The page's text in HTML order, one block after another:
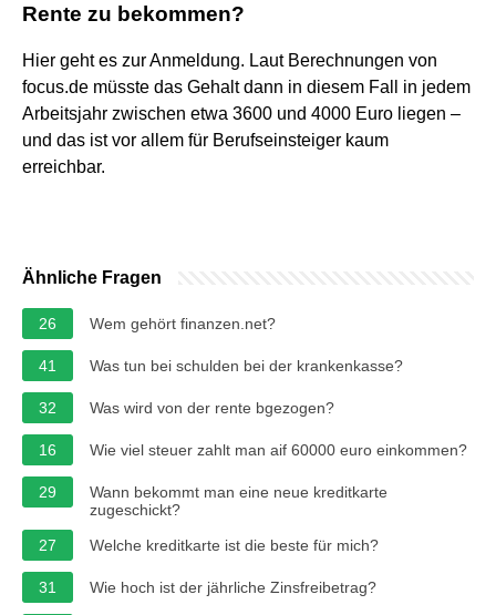
Rente zu bekommen?
Hier geht es zur Anmeldung. Laut Berechnungen von
focus.de müsste das Gehalt dann in diesem Fall in jedem
Arbeitsjahr zwischen etwa 3600 und 4000 Euro liegen –
und das ist vor allem für Berufseinsteiger kaum
erreichbar.
Ähnliche Fragen
26 Wem gehört finanzen.net?
41 Was tun bei schulden bei der krankenkasse?
32 Was wird von der rente bgezogen?
16 Wie viel steuer zahlt man aif 60000 euro einkommen?
29
Wann bekommt man eine neue kreditkarte
zugeschickt?
27
Welche kreditkarte ist die beste für mich?
31 Wie hoch ist der jährliche Zinsfreibetrag?